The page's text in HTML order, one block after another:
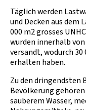
Täglich werden
und Decken aus dem
000 m2 grosses
wurden innerhalb
versandt, wodurch
erhalten haben.
Zu den dringendsten
Bevölkerung
sauberem Wasser,